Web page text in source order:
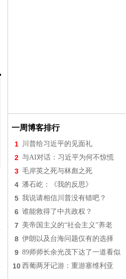
一周博客排行
1 川普给习近平的见面礼
2 与AI对话：习近平为何不惊慌
3 毛岸英之死与林彪之死
4 潘石屹：《我的反思》
5 我说请相信川普没有错吧？
6 谁能救得了中共政权？
7 美帝国主义的“社会主义”养老
8 伊朗以及台海问题仅有的选择
9 89师师长余光茂下达了一道看似
10 西葡两牙记游：重游塞维利亚